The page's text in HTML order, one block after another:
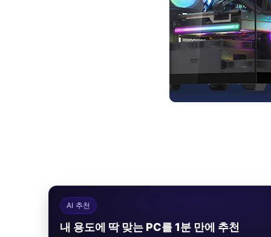
AI 추천
내 용도에 딱 맞는 PC를 1분 만에 추천